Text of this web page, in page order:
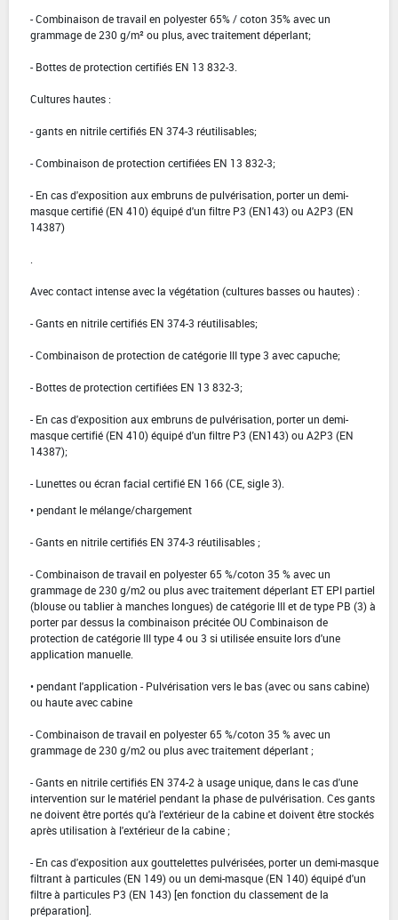
- Combinaison de travail en polyester 65% / coton 35% avec un
grammage de 230 g/m² ou plus, avec traitement déperlant;
- Bottes de protection certifiés EN 13 832-3.
Cultures hautes :
- gants en nitrile certifiés EN 374-3 réutilisables;
- Combinaison de protection certifiées EN 13 832-3;
- En cas d'exposition aux embruns de pulvérisation, porter un demi-
masque certifié (EN 410) équipé d'un filtre P3 (EN143) ou A2P3 (EN
14387)
Avec contact intense avec la végétation (cultures basses ou hautes) :
- Gants en nitrile certifiés EN 374-3 réutilisables;
- Combinaison de protection de catégorie III type 3 avec capuche;
- Bottes de protection certifiées EN 13 832-3;
- En cas d'exposition aux embruns de pulvérisation, porter un demi-
masque certifié (EN 410) équipé d'un filtre P3 (EN143) ou A2P3 (EN
14387);
- Lunettes ou écran facial certifié EN 166 (CE, sigle 3).
• pendant le mélange/chargement
- Gants en nitrile certifiés EN 374-3 réutilisables ;
- Combinaison de travail en polyester 65 %/coton 35 % avec un
grammage de 230 g/m2 ou plus avec traitement déperlant ET EPI partiel
(blouse ou tablier à manches longues) de catégorie III et de type PB (3) à
porter par dessus la combinaison précitée OU Combinaison de
protection de catégorie III type 4 ou 3 si utilisée ensuite lors d'une
application manuelle.
• pendant l'application - Pulvérisation vers le bas (avec ou sans cabine)
ou haute avec cabine
- Combinaison de travail en polyester 65 %/coton 35 % avec un
grammage de 230 g/m2 ou plus avec traitement déperlant ;
- Gants en nitrile certifiés EN 374-2 à usage unique, dans le cas d'une
intervention sur le matériel pendant la phase de pulvérisation. Ces gants
ne doivent être portés qu'à l'extérieur de la cabine et doivent être stockés
après utilisation à l'extérieur de la cabine ;
- En cas d'exposition aux gouttelettes pulvérisées, porter un demi-masque
filtrant à particules (EN 149) ou un demi-masque (EN 140) équipé d'un
filtre à particules P3 (EN 143) [en fonction du classement de la
préparation].